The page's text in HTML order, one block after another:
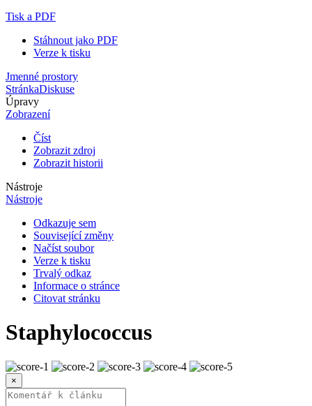
Tisk a PDF
Stáhnout jako PDF
Verze k tisku
Jmenné prostory
StránkaDiskuse
Úpravy
Zobrazení
Číst
Zobrazit zdroj
Zobrazit historii
Nástroje
Nástroje
Odkazuje sem
Související změny
Načíst soubor
Verze k tisku
Trvalý odkaz
Informace o stránce
Citovat stránku
Staphylococcus
×